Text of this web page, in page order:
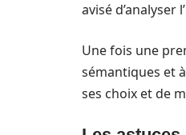
avisé
Une fois une
sémantiques et
ses choix et de